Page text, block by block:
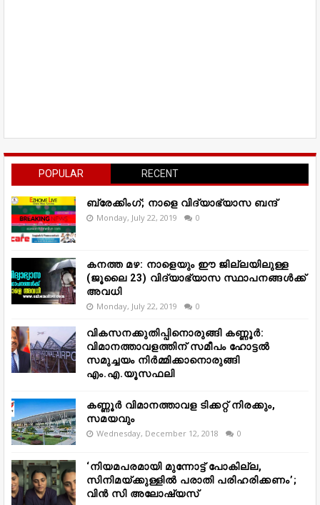
POPULAR RECENT
ബ്രേക്കിംഗ്; നാളെ വിദ്യാഭ്യാസ ബന്ദ്
Monday, July 22, 2019 0
കനത്ത മഴ: നാളെയും ഈ ജില്ലയിലുള്ള
(ജൂലൈ 23) വിദ്യാഭ്യാസ സ്ഥാപനങ്ങൾക്ക്
അവധി
Monday, July 22, 2019 0
വികസനക്കുതിപ്പിനൊരുങ്ങി കണ്ണൂർ:
വിമാനത്താവളത്തിന് സമീപം ഹോട്ടൽ
സമുച്ചയം നിർമ്മിക്കാനൊരുങ്ങി
എം.എ.യൂസഫലി
കണ്ണൂർ വിമാനത്താവള ടിക്കറ്റ് നിരക്കും,
സമയവും
Wednesday, December 12, 2018 0
‘നിയമപരമായി മുന്നോട്ട് പോകില്ല,
സിനിമയ്ക്കുള്ളിൽ പരാതി പരിഹരിക്കണം’;
വിൻ സി അലോഷ്യസ്